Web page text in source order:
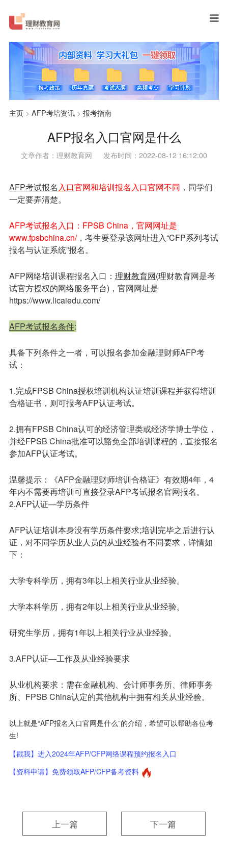
主页> AFP考培资讯> 报考指南
AFP报名入口官网是什么
文章作者：理财教育网 发布时间：2022-08-12 16:12:00
AFP考试报名入口官网和培训报名入口官网不同 ，同学们
一定要弄清楚。
AFP考试报名入口：FPSB China，官网网址是
www.fpsbchina.cn/，考生要登录该网址进入“CFP系列考试
报名与认证系统”报名。
AFP网络培训课程报名入口： 理财教育网(理财教育网是考
试官方授权的网络服务平台)，官网网址是
https://www.licaiedu.com/
AFP考试报名条件:
具备下列条件之一者，可以报名参加金融理财师AFP考
试：
1.完成FPSB China授权培训机构认证培训课程并获得培训
合格证书，则可报考AFP认证考试。
2.拥有FPSB China认可的经济管理类或经济学博士学位，
并经FPSB China批准可以豁免全部培训课程的，直接报名
参加AFP认证考试。
温馨提示：《AFP金融理财师培训合格证》有效期4年，4
年内不需要再培训可直接登录AFP考试报名官网报名。
2.AFP认证—学历条件
AFP认证培训本身没有学历条件要求;培训完毕之后进行认
证，对不同学历从业人员的从业经验有不同要求，详情如
下：
大学专科学历，拥有3年以上相关行业从业经验。
大学本科学历，拥有2年以上相关行业从业经验。
研究生学历，拥有1年以上相关行业从业经验。
3.AFP认证—工作及从业经验要求
从业机构要求：需在金融机构、会计师事务所、律师事务
所、FPSB China认定的其他机构中拥有相关从业经验。
以上就是“AFP报名入口官网是什么”的介绍，希望可以帮助各位考
生!
【戳我】进入2024年AFP/CFP网络课程预约报名入口
【资料申请】免费领取AFP/CFP备考资料
上一篇 下一篇